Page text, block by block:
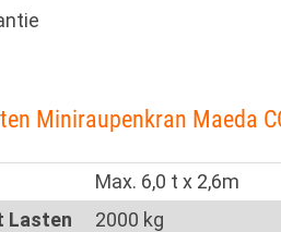
Miniraupenkran Maeda
Max. 6,0 t x 2,6m
Lasten
2000 kg